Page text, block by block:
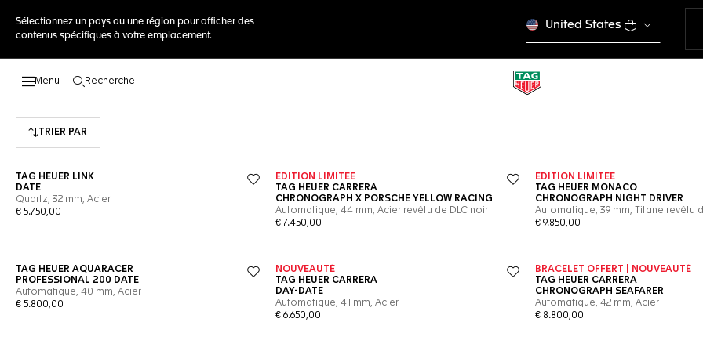
Sélectionnez un pays ou une région pour afficher des
contenus spécifiques à votre emplacement.
United States
Recherche